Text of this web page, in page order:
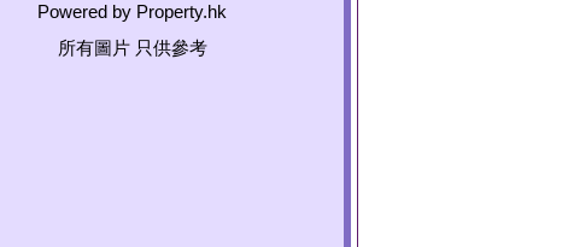
Powered by Property.hk
所有圖片 只供參考